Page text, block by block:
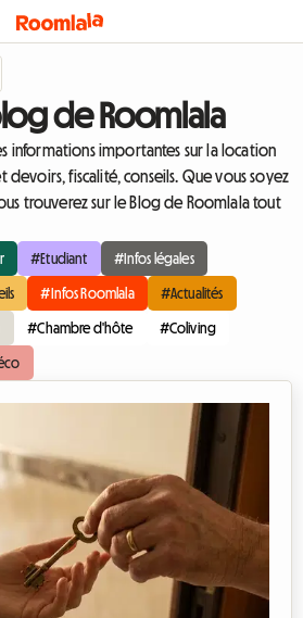
de Roomlala
informations importantes sur la location
fiscalité, conseils. Que vous soyez
trouverez sur le Blog de Roomlala tout
#Etudiant #Infos légales
#Infos Roomlala #Actualités
#Chambre d'hôte #Coliving